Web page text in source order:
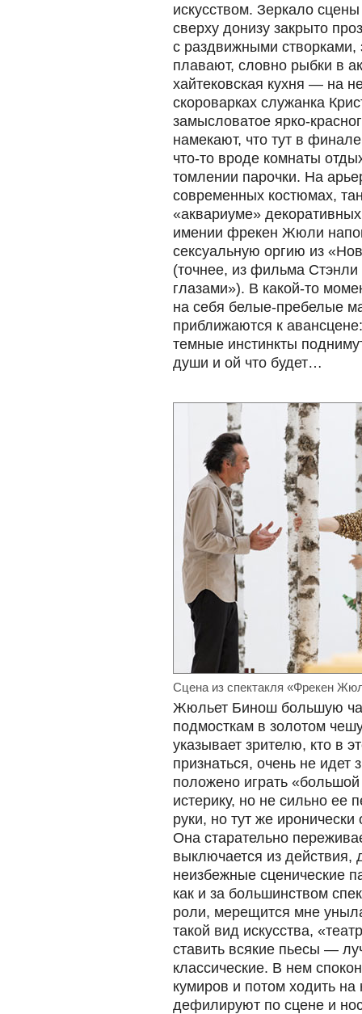
искусством. Зеркало сцены
сверху донизу закрыто
с раздвижными
плавают, словно рыбки в
хайтековская кухня — на
скороварках служанка
замысловатое ярко-
намекают, что тут в
что-то вроде комнаты
томлении парочки. На
современных костюмах,
«аквариуме»
имении фрекен Жюли
сексуальную оргию из
(точнее, из фильма
глазами»). В какой-то
на себя белые-пребелые
приближаются к
темные инстинкты
души и ой что будет…
Сцена из спектакля «Фрекен
Жюльет Бинош большую
подмосткам в золотом
указывает зрителю, кто в
признаться, очень не идет
положено играть
истерику, но не сильно ее
руки, но тут же иронически
Она старательно
выключается из действия,
неизбежные сценические
как и за большинством
роли, мерещится мне
такой вид искусства,
ставить всякие пьесы —
классические. В нем
кумиров и потом ходить на
дефилируют по сцене и